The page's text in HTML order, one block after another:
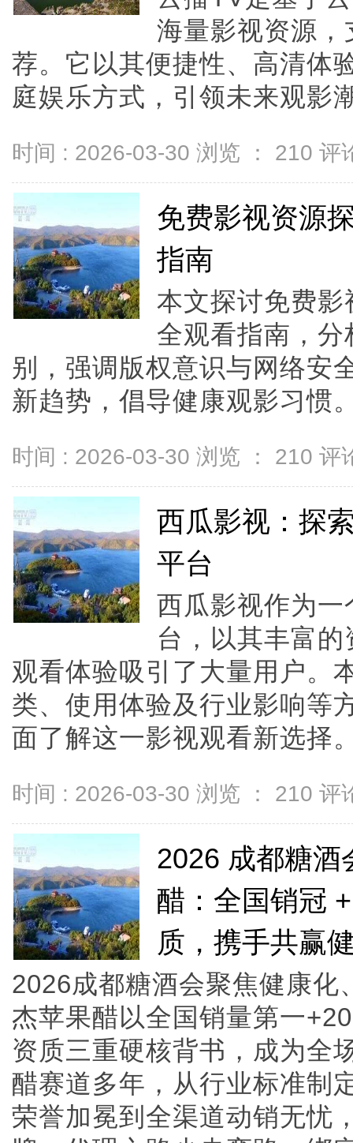
海量影视资源
荐。它以其便捷性、高清体
庭娱乐方式，引领未来观影
时间 : 2026-03-30 浏览 ： 210 评
免费影视资源
指南
本文探讨免费
全观看指南，
别，强调版权意识与网络安
新趋势，倡导健康观影习惯
时间 : 2026-03-30 浏览 ： 210 评
西瓜影视：探
平台
西瓜影视作为
台，以其丰富
观看体验吸引了大量用户。
类、使用体验及行业影响等
面了解这一影视观看新选择
时间 : 2026-03-30 浏览 ： 210 评
2026 成都糖酒
醋：全国销冠
质，携手共赢
2026成都糖酒会聚焦健康化
杰苹果醋以全国销量第一
资质三重硬核背书，成为全
醋赛道多年，从行业标准制
荣誉加冕到全渠道动销无忧